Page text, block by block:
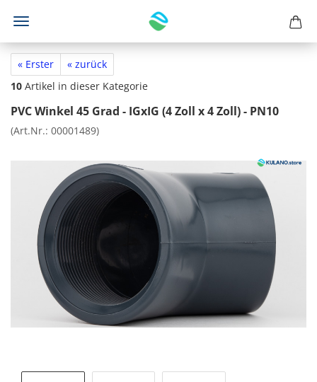
« Erster
« zurück
10 Artikel in dieser Kategorie
PVC Winkel 45 Grad - IGxIG (4 Zoll x 4 Zoll) - PN10
(Art.Nr.: 00001489)